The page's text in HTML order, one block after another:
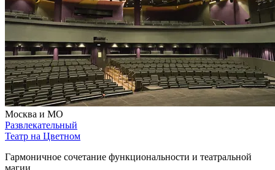
Москва и МО
Развлекательный
Театр на Цветном
Гармоничное сочетание функциональности и театральной
магии